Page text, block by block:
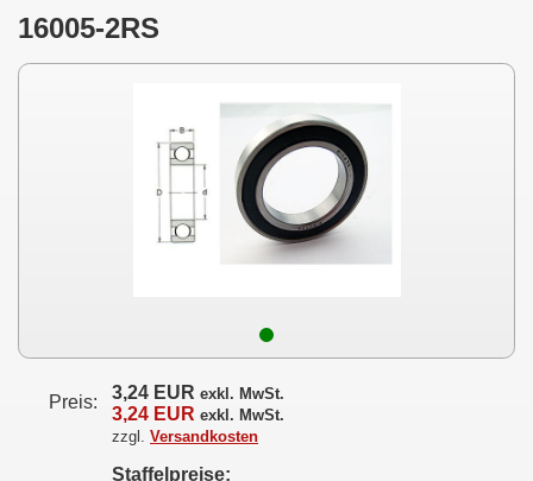
16005-2RS
Preis: 3,24 EUR exkl. MwSt.
3,24 EUR exkl. MwSt.
zzgl. Versandkosten
Staffelpreise: